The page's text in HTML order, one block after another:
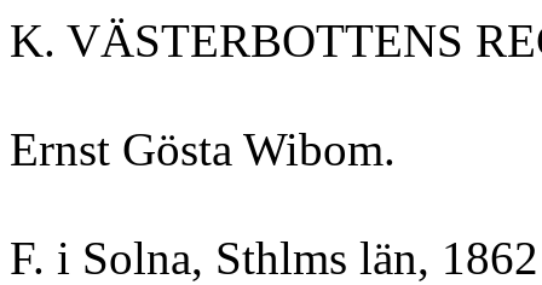
K. VÄSTERBOTTENS
Ernst Gösta Wibom.
F. i Solna, Sthlms län,